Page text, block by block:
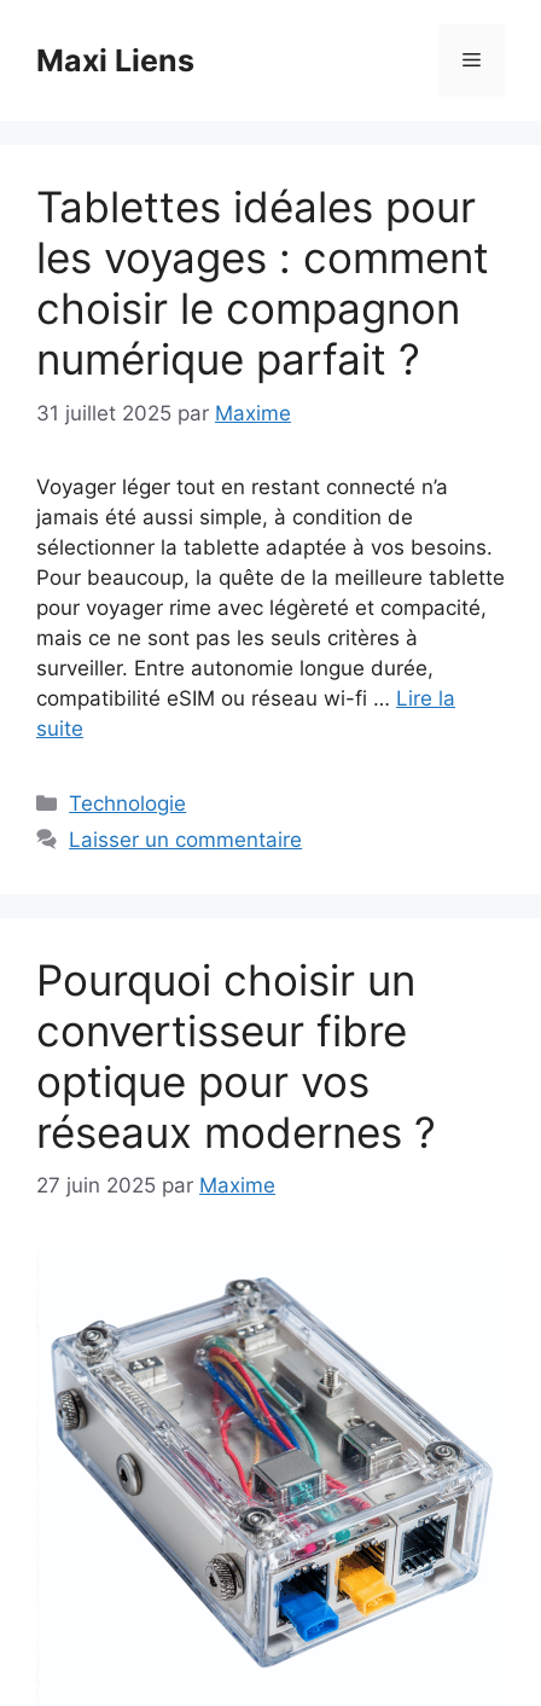
contenuMaxi Liens Menu
Tablettes idéales pour
les voyages : comment
choisir le compagnon
numérique parfait ?
31 juillet 2025 par Maxime
Voyager léger tout en restant connecté n’a
jamais été aussi simple, à condition de
sélectionner la tablette adaptée à vos besoins.
Pour beaucoup, la quête de la meilleure tablette
pour voyager rime avec légèreté et compacité,
mais ce ne sont pas les seuls critères à
surveiller. Entre autonomie longue durée,
compatibilité eSIM ou réseau wi-fi … Lire la
suite
Catégories
Technologie
Laisser un commentaire
Pourquoi choisir un
convertisseur fibre
optique pour vos
réseaux modernes ?
27 juin 2025 par Maxime